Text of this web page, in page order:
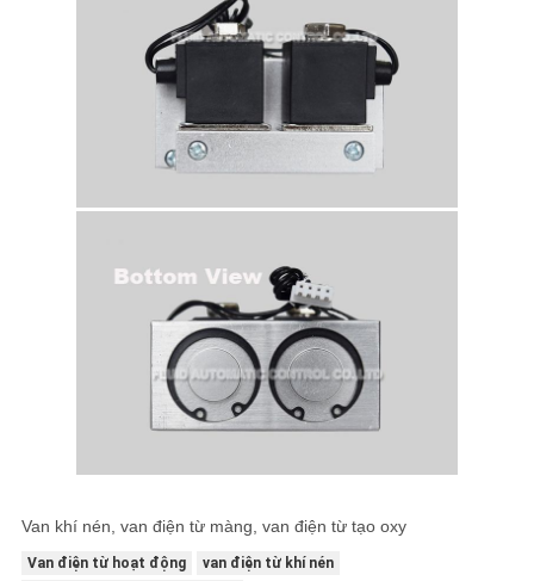
Van khí nén, van điện từ màng, van điện từ tạo oxy
Van điện từ hoạt động
van điện từ khí nén